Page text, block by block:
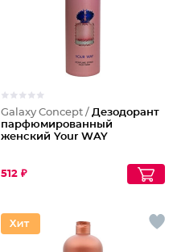
Galaxy Concept / Дезодорант
парфюмированный
женский Your WAY
512 ₽